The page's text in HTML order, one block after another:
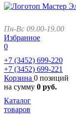
Пн-Вс 09.00-19.00
Избранное
0
+7 (3452) 699-220
+7 (3452) 699-221
Корзина 0 позиций
на сумму 0 руб.
Каталог
товаров